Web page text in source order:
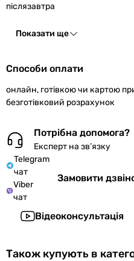
післязавтра
Показати ще
Способи оплати
онлайн, готівкою чи картою
безготівковий розрахунок
Потрібна допомога?
Експерт на зв’язку
Telegram
чат
Viber
чат
Замовити
Відеоконсультація
Також купують в